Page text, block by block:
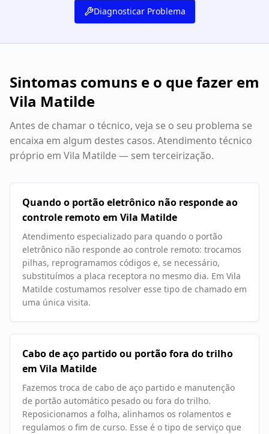
Diagnosticar Problema
Sintomas comuns e o que fazer em
Vila Matilde
Antes de chamar o técnico, veja se o seu problema se
encaixa em algum destes casos. Atendimento técnico
próprio em Vila Matilde— sem terceirização.
Quando o portão eletrônico não responde ao
controle remoto em Vila Matilde
Atendimento especializado para quando o portão
eletrônico não responde ao controle remoto: trocamos
pilhas, reprogramamos códigos e, se necessário,
substituímos a placa receptora no mesmo dia. Em Vila
Matilde costumamos resolver esse tipo de chamado em
uma única visita.
Cabo de aço partido ou portão fora do trilho
em Vila Matilde
Fazemos troca de cabo de aço partido e manutenção
de portão automático pesado ou fora do trilho.
Reposicionamos a folha, alinhamos os rolamentos e
regulamos o fim de curso. Esse é o tipo de serviço que